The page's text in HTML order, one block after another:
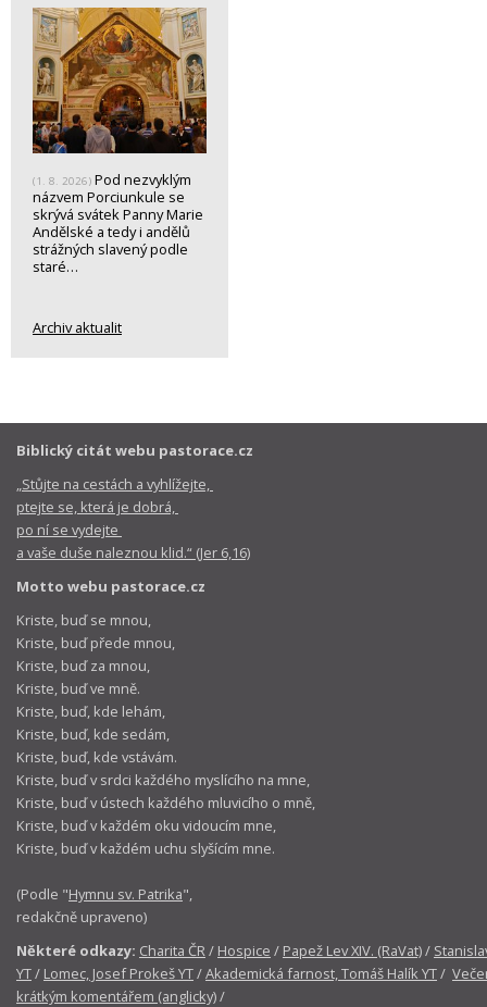
(1. 8. 2026) Pod nezvyklým
názvem Porciunkule se
skrývá svátek Panny Marie
Andělské a tedy i andělů
strážných slavený podle
staré…
Archiv aktualit
Biblický citát webu pastorace.cz
„Stůjte na cestách a vyhlížejte,
ptejte se, která je dobrá,
po ní se vydejte
a vaše duše naleznou klid.“ (Jer 6,16)
Motto webu pastorace.cz
Kriste, buď se mnou,
Kriste, buď přede mnou,
Kriste, buď za mnou,
Kriste, buď ve mně.
Kriste, buď, kde lehám,
Kriste, buď, kde sedám,
Kriste, buď, kde vstávám.
Kriste, buď v srdci každého myslícího na mne,
Kriste, buď v ústech každého mluvicího o mně,
Kriste, buď v každém oku vidoucím mne,
Kriste, buď v každém uchu slyšícím mne.
(Podle "Hymnu sv. Patrika",
redakčně upraveno)
Některé odkazy: Charita ČR/ Hospice / Papež Lev XIV. (RaVat)/
YT/ Lomec, Josef Prokeš YT/Akademická farnost, Tomáš Halík YT/
krátkým komentářem (anglicky)/